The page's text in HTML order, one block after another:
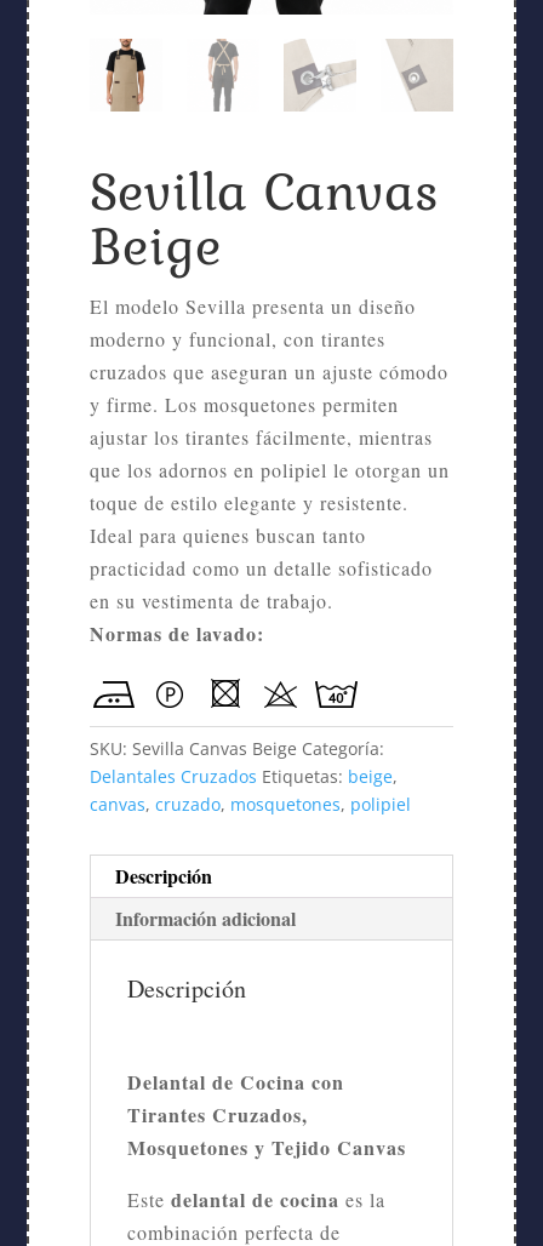
Sevilla Canvas
Beige
El modelo Sevilla presenta un diseño
moderno y funcional, con tirantes
cruzados que aseguran un ajuste cómodo
y firme. Los mosquetones permiten
ajustar los tirantes fácilmente, mientras
que los adornos en polipiel le otorgan un
toque de estilo elegante y resistente.
Ideal para quienes buscan tanto
practicidad como un detalle sofisticado
en su vestimenta de trabajo.
Normas de lavado:
SKU: Sevilla Canvas Beige Categoría:
Delantales Cruzados Etiquetas: beige,
canvas, cruzado, mosquetones, polipiel
Descripción
Información adicional
Descripción
Delantal de Cocina con
Tirantes Cruzados,
Mosquetones y Tejido Canvas
Este delantal de cocina es la
combinación perfecta de